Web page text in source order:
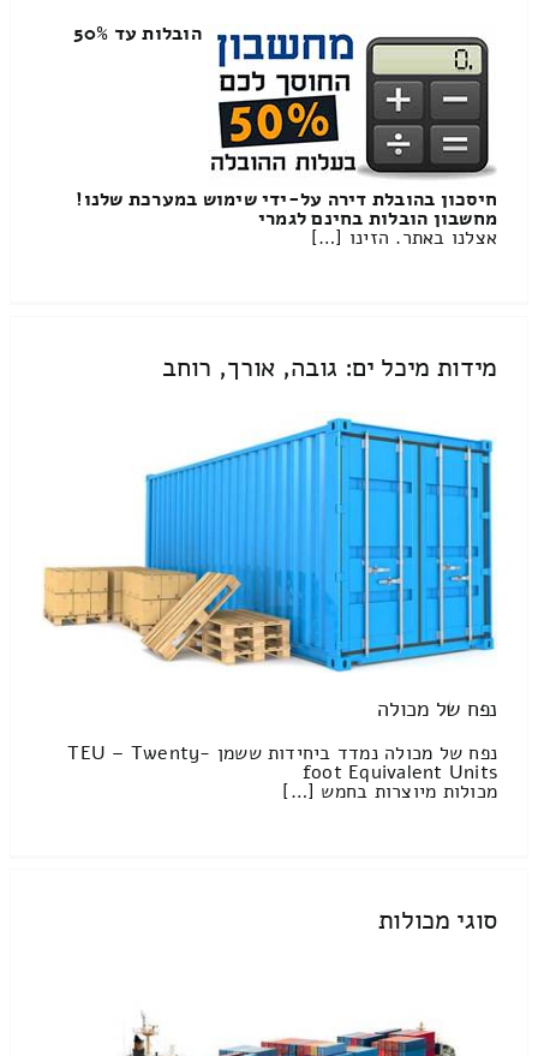
הובלות עד 50%
חיסכון בהובלת דירה על-ידי שימוש במערכת שלנו!
מחשבון הובלות בחינם לגמרי
אצלנו באתר. הזינו […]
מידות מיכל ים: גובה, אורך, רוחב
נפח של מכולה
נפח של מכולה נמדד ביחידות ששמן TEU – Twenty-
foot Equivalent Units
מכולות מיוצרות בחמש […]
סוגי מכולות